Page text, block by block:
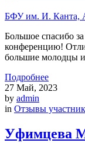
БФУ им. И. Канта,
Большое спасибо
конференцию!
большие молодцы
Подробнее
27 Май, 2023
by admin
in Отзывы
Уфимцева